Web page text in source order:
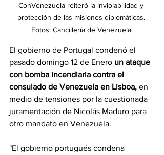
ConVenezuela reiteró la inviolabilidad y
protección de las misiones diplomáticas.
Fotos: Cancillería de Venezuela.
El gobierno de Portugal condenó el
pasado domingo 12 de Enero un ataque
con bomba incendiaria contra el
consulado de Venezuela en Lisboa, en
medio de tensiones por la cuestionada
juramentación de Nicolás Maduro para
otro mandato en Venezuela.
"El gobierno portugués condena